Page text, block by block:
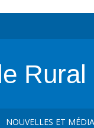
NOUVELLES ET